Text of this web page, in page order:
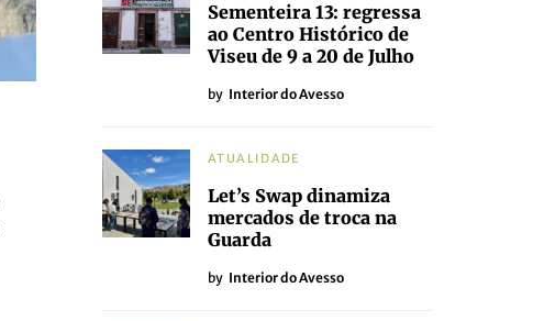
Sementeira 13: regressa
ao Centro Histórico de
Viseu de 9 a 20 de Julho
by Interior do Avesso
ATUALIDADE
Let’s Swap dinamiza
mercados de troca na
Guarda
by Interior do Avesso